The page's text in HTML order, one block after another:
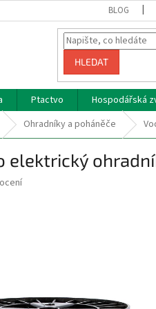
BLOG
HLEDAT
Ptactvo Hospodářská
Ohradníky a poháněče
elektrický